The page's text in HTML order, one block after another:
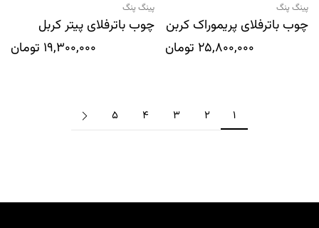
پینگ پنگ
چوب باترفلای پریموراک کربن
25,800,000 تومان
پینگ پنگ
چوب باترفلای پیتر کربل
19,300,000 تومان
1
2
3
4
5